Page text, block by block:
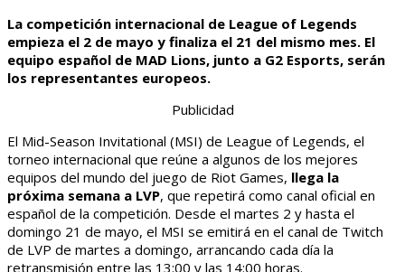
La competición internacional de League of Legends
empieza el 2 de mayo y finaliza el 21 del mismo mes. El
equipo español de MAD Lions, junto a G2 Esports, serán
los representantes europeos.
Publicidad
El Mid-Season Invitational (MSI) de League of Legends, el
torneo internacional que reúne a algunos de los mejores
equipos del mundo del juego de Riot Games, llega la
próxima semana a LVP, que repetirá como canal oficial en
español de la competición. Desde el martes 2 y hasta el
domingo 21 de mayo, el MSI se emitirá en el canal de Twitch
de LVP de martes a domingo, arrancando cada día la
retransmisión entre las 13:00 y las 14:00 horas.